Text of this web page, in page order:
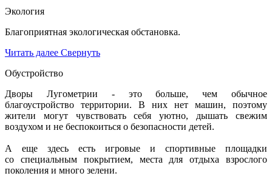
Экология
Благоприятная экологическая обстановка.
Читать далее Свернуть
Обустройство
Дворы Лугометрии - это больше, чем обычное
благоустройство территории. В них нет машин, поэтому
жители могут чувствовать себя уютно, дышать свежим
воздухом и не беспокоиться о безопасности детей.
А еще здесь есть игровые и спортивные площадки
со специальным покрытием, места для отдыха взрослого
поколения и много зелени.